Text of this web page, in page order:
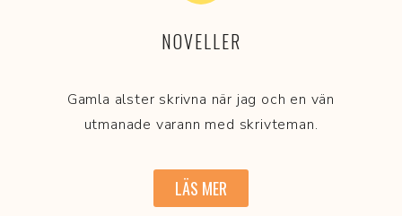
NOVELLER
Gamla alster skrivna när jag och en vän
utmanade varann med skrivteman.
LÄS MER